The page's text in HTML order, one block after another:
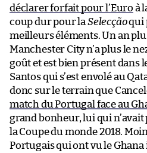
déclarer forfait pour l’Euro à
coup dur pour la Selecçãoqui
meilleurs éléments. Un an
Manchester City n’a plus le
goût et est bien présent dans
Santos qui s’est envolé au
donc sur le terrain que
match du Portugal face au
grand bonheur, lui qui
la Coupe du monde 2018.
Portugais qui ont vu le